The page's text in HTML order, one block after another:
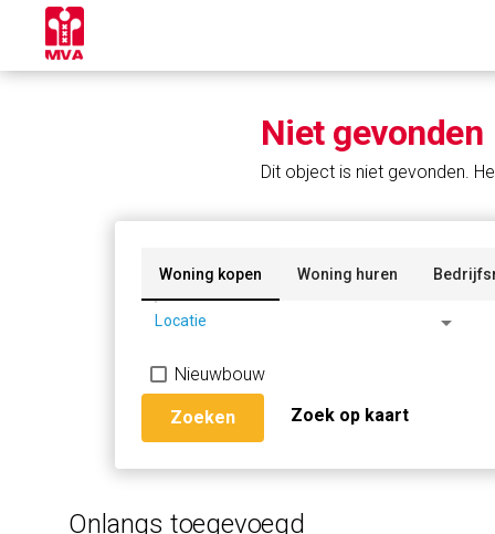
Niet gevonden
Dit object is niet gevonden.
Woning kopen Woning huren
Locatie arrow_drop_down
Nieuwbouw
Zoeken Zoek op kaart
Onlangs toegevoegd